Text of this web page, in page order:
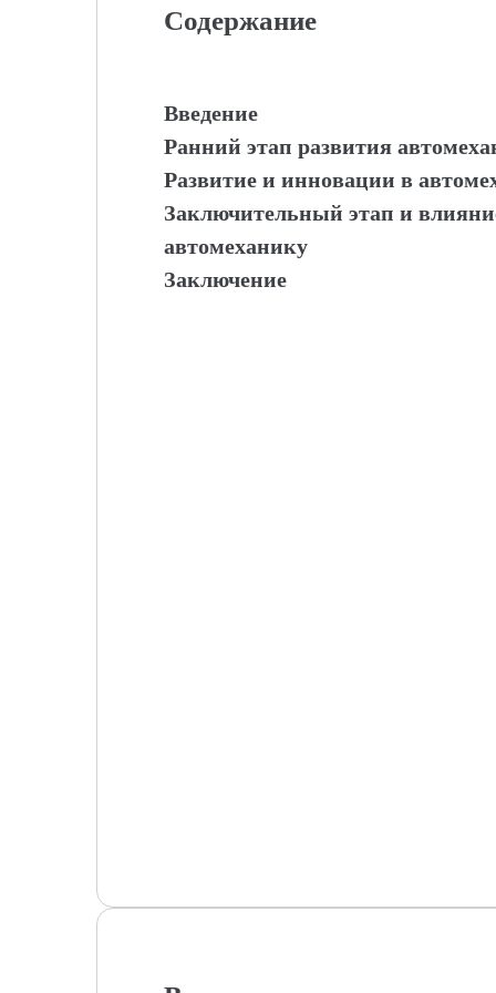
Содержание
Введение
Ранний этап развития
Развитие и инновации в
Заключительный этап и
автомеханику
Заключение